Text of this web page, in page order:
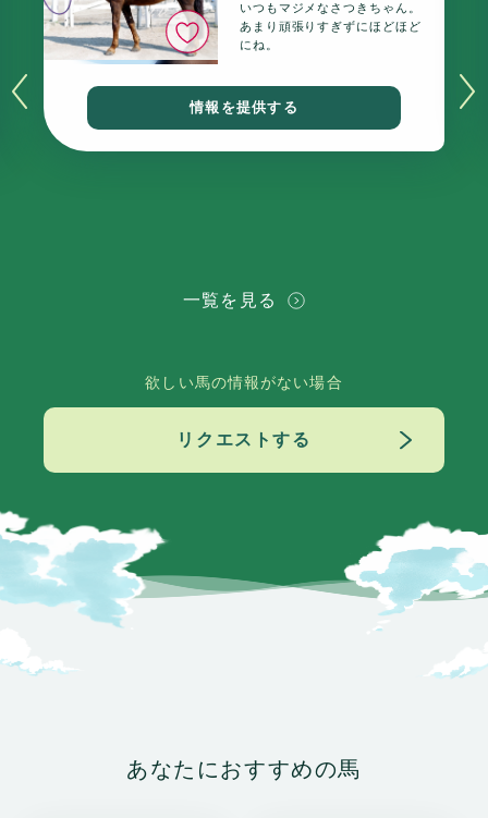
いいね
いつもマジメなさつきちゃん。
あまり頑張りすぎずにほどほど
にね。
情報を提供する
一覧を見る
欲しい馬の情報がない場合
リクエストする
あなたにおすすめの馬